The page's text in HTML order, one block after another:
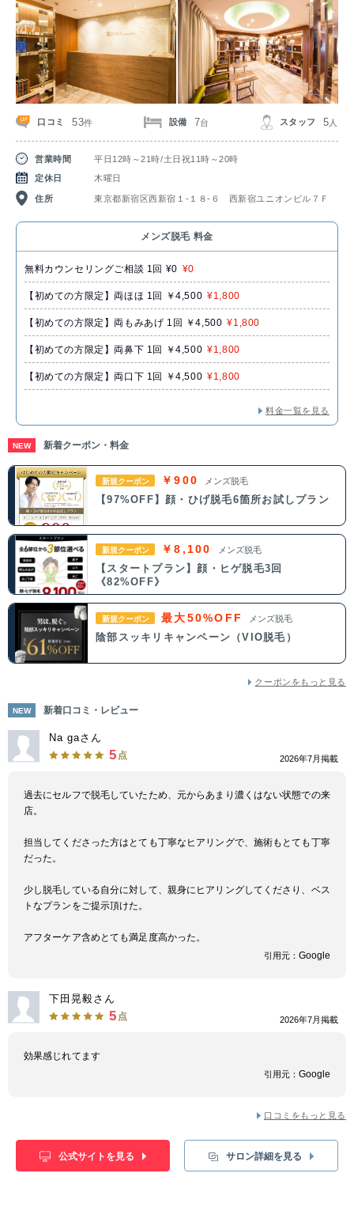
口コミ 53件 設備 7台 スタッフ 5 人
営業時間
平日12時～21時/土日祝11時～20時
定休日
木曜日
住所 東京都新宿区西新宿１‐１８‐６ 西新宿ユニオンビル７Ｆ
メンズ脱毛 料金
無料カウンセリングご相談 1回 ¥0 ¥0
【初めての方限定】両ほほ 1回 ￥4,500 ¥1,800
【初めての方限定】両もみあげ 1回 ￥4,500 ¥1,800
【初めての方限定】両鼻下 1回 ￥4,500 ¥1,800
【初めての方限定】両口下 1回 ￥4,500 ¥1,800
料金一覧を見る
NEW 新着クーポン・料金
新規クーポン ￥900 メンズ脱毛
【97%OFF】顔・ひげ脱毛6箇所お試しプラン
新規クーポン ￥8,100 メンズ脱毛
【スタートプラン】顔・ヒゲ脱毛3回
《82%OFF》
新規クーポン 最大50%OFF メンズ脱毛
陰部スッキリキャンペーン（VIO脱毛）
クーポンをもっと見る
NEW 新着口コミ・レビュー
Na gaさん
5 点 2026年7月掲載
過去にセルフで脱毛していたため、元からあまり濃くはない状態での来
店。
担当してくださった方はとても丁寧なヒアリングで、施術もとても丁寧
だった。
少し脱毛している自分に対して、親身にヒアリングしてくださり、ベス
トなプランをご提示頂けた。
アフターケア含めとても満足度高かった。
引用元： Google
下田晃毅さん
5 点 2026年7月掲載
効果感じれてます
引用元： Google
口コミをもっと見る
公式サイトを見る サロン詳細を見る